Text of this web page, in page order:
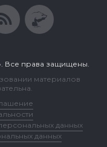
Все права защищены.
материалов
данных
данных